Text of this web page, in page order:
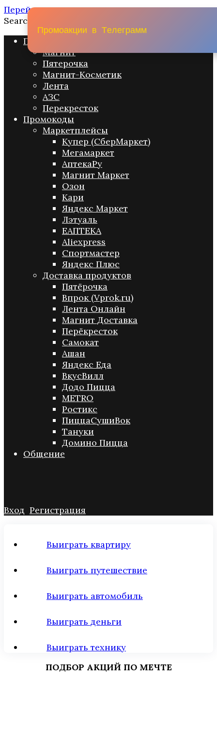
Перейти к содержанию
Search for:
Промо акции
Магнит
Пятерочка
Магнит-Косметик
Лента
АЗС
Перекресток
Промокоды
Маркетплейсы
Купер (СберМаркет)
Мегамаркет
АптекаРу
Магнит Маркет
Озон
Кари
Яндекс Маркет
Лэтуаль
ЕАПТЕКА
Aliexpress
Спортмастер
Яндекс Плюс
Доставка продуктов
Пятёрочка
Впрок (Vprok.ru)
Лента Онлайн
Магнит Доставка
Перёкресток
Самокат
Ашан
Яндекс Еда
ВкусВилл
Додо Пицца
METRO
Ростикс
ПиццаСушиВок
Тануки
Домино Пицца
Общение
Вход Регистрация
Выиграть квартиру
Выиграть путешествие
Выиграть автомобиль
Выиграть деньги
Выиграть технику
ПОДБОР АКЦИЙ ПО МЕЧТЕ
Промоакции в Телеграмм